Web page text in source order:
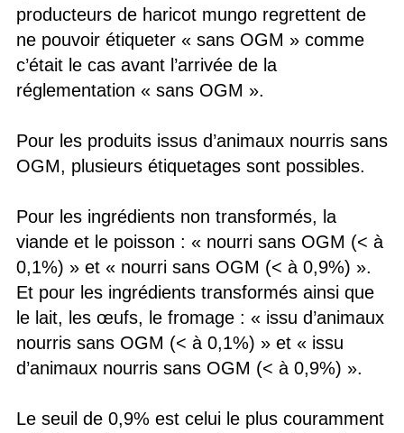
producteurs de haricot mungo regrettent de
ne pouvoir étiqueter « sans OGM » comme
c’était le cas avant l’arrivée de la
réglementation « sans OGM ».
Pour les produits issus d’animaux nourris sans
OGM, plusieurs étiquetages sont possibles.
Pour les ingrédients non transformés, la
viande et le poisson : « nourri sans OGM (< à
0,1%) » et « nourri sans OGM (< à 0,9%) ».
Et pour les ingrédients transformés ainsi que
le lait, les œufs, le fromage : « issu d’animaux
nourris sans OGM (< à 0,1%) » et « issu
d’animaux nourris sans OGM (< à 0,9%) ».
Le seuil de 0,9% est celui le plus couramment